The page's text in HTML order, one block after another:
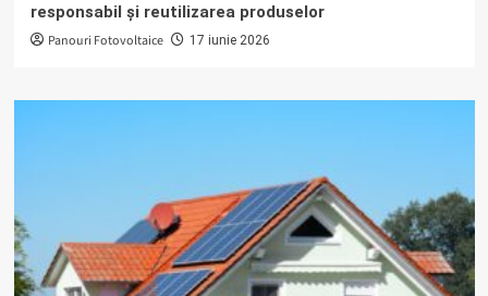
responsabil și reutilizarea produselor
Panouri Fotovoltaice 17 iunie 2026